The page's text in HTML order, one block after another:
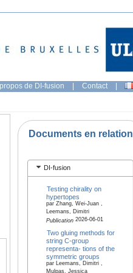
de DI-fusion | Contact |
Documents en relation
DI-fusion
Testing chirality on
hypertopes
par Zhang, Wei-Juan ,
Leemans, Dimitri
Publication2026-06-01
Two gluing methods for
string C-group
representa- tions of the
symmetric groups
par Leemans, Dimitri ,